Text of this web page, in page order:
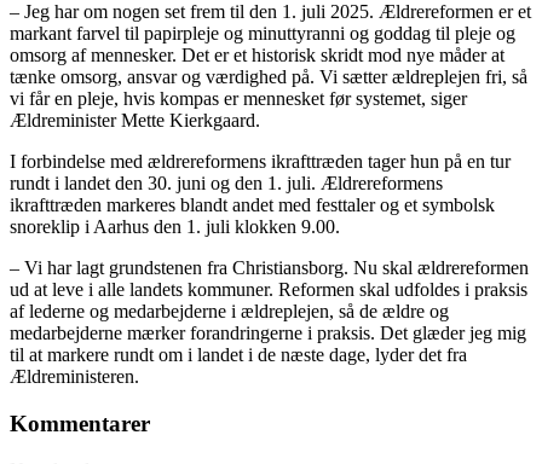
– Jeg har om nogen set frem til den 1. juli 2025. Ældrereformen er et
markant farvel til papirpleje og minuttyranni og goddag til pleje og
omsorg af mennesker. Det er et historisk skridt mod nye måder at
tænke omsorg, ansvar og værdighed på. Vi sætter ældreplejen fri, så
vi får en pleje, hvis kompas er mennesket før systemet, siger
Ældreminister Mette Kierkgaard.
I forbindelse med ældrereformens ikrafttræden tager hun på en tur
rundt i landet den 30. juni og den 1. juli. Ældrereformens
ikrafttræden markeres blandt andet med festtaler og et symbolsk
snoreklip i Aarhus den 1. juli klokken 9.00.
– Vi har lagt grundstenen fra Christiansborg. Nu skal ældrereformen
ud at leve i alle landets kommuner. Reformen skal udfoldes i praksis
af lederne og medarbejderne i ældreplejen, så de ældre og
medarbejderne mærker forandringerne i praksis. Det glæder jeg mig
til at markere rundt om i landet i de næste dage, lyder det fra
Ældreministeren.
Kommentarer